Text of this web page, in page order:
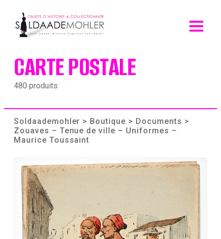
content
CARTE POSTALE
480 produits
Soldaademohler > Boutique > Documents >
Zouaves – Tenue de ville – Uniformes –
Maurice Toussaint